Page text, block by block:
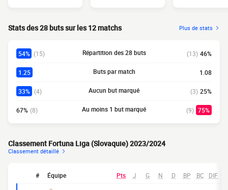
Stats des 28 buts sur les 12 matchs Plus de stats
54% (15) Répartition des 28 buts (13) 46%
1.25 Buts par match 1.08
33% (4) Aucun but marqué (3) 25%
67% (8) Au moins 1 but marqué (9) 75%
Classement Fortuna Liga (Slovaquie) 2023/2024
Classement détaillé
# Équipe Pts J G N D BP BC DIF